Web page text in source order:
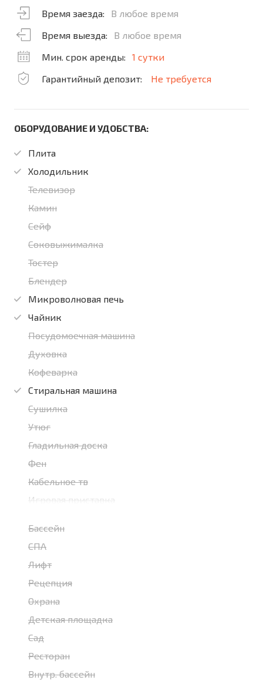
Время заезда:
В любое время
Время выезда:
В любое время
Мин. срок аренды:
1 сутки
Гарантийный депозит:
Не требуется
ОБОРУДОВАНИЕ И УДОБСТВА:
Плита
Холодильник
Телевизор
Камин
Сейф
Соковыжималка
Тостер
Блендер
Микроволновая печь
Чайник
Посудомоечная машина
Духовка
Кофеварка
Стиральная машина
Сушилка
Утюг
Гладильная доска
Фен
Кабельное тв
Игровая приставка
Бассейн
СПА
Лифт
Рецепция
Охрана
Детская площадка
Сад
Ресторан
Внутр. бассейн